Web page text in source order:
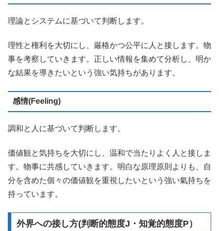
理論とシステムに基づいて判断します。
理性と権利を大切にし、厳格かつ公平に人と接します。物
事を考察していきます。正しい情報を集めて分析し、明か
な結果を導きたいという強い気持ちがあります。
感情(Feeling)
調和と人に基づいて判断します。
価値観と気持ちを大切にし、温和で当たりよく人と接しま
す。物事に共感していきます。明白な原理原則よりも、自
分を含めた個々の価値観を重視したいという強い氣持ちを
持っています。
外界への接し方(判断的態度J・知覚的態度P）